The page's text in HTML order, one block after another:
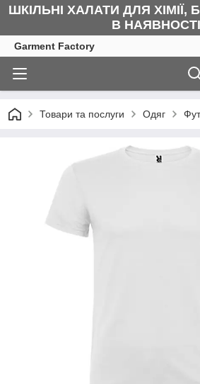
ШКІЛЬНІ ХАЛАТИ ДЛЯ ХІМІЇ,
В
Garment Factory
Товари та послуги Одяг